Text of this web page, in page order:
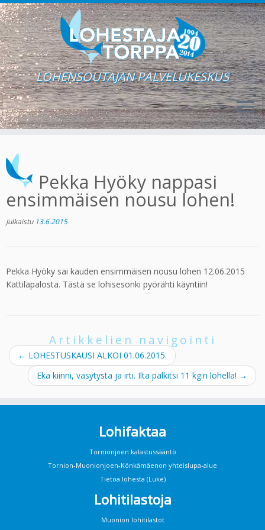
content
LOHENSOUTAJAN PALVELUKESKUS
Pekka Hyöky nappasi
ensimmäisen nousu lohen!
Julkaistu 13.6.2015
Pekka Hyöky sai kauden ensimmäisen nousu lohen 12.06.2015
Kattilapalosta. Tästä se lohisesonki pyörähti käyntiin!
Artikkelien navigointi
← LOHESTUSKAUSI ALKOI 01.06.2015.
Eka kiinni, väsytystä ja irti. Ilta palkitsi 11 kg:n lohella! →
Lohifaktaa
Tornionjoen kalastussääntö
Tornion-Muonionjoen-Könkämäenon yhteislupa-alue
Tietoa lohesta (Luke)
Lohitilastoja
Muonion lohitilastot